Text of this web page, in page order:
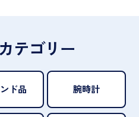
テゴリー
ド品 腕時計